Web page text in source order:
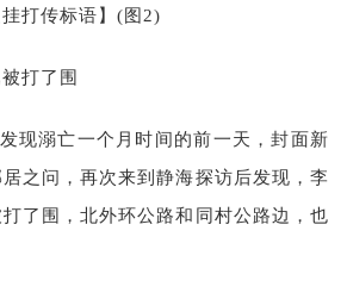
打了围
现溺亡一个月时间的前一天，封面新
之问，再次来到静海探访后发现，李
了围，北外环公路和同村公路边，也